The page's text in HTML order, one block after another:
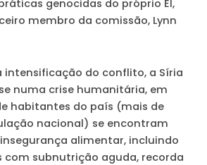
genocidas do próprio EI,
membro da comissão, Lynn
intensificação do conflito, a Síria
numa crise humanitária, em
habitantes do país (mais de
nacional) se encontram
alimentar, incluindo
com subnutrição aguda, recorda